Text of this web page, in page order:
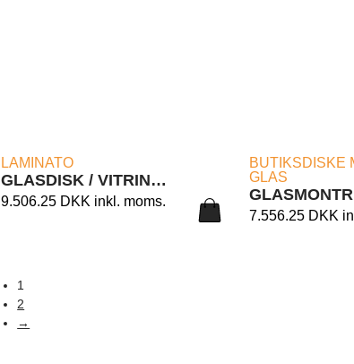
LAMINATO
GLASDISK / VITRINE LAMINATO 160/C1L
9.506.25 DKK inkl. moms.
LÆS
BUTIKSDISKE
GLAS
7.556.25 DKK
1
2
→